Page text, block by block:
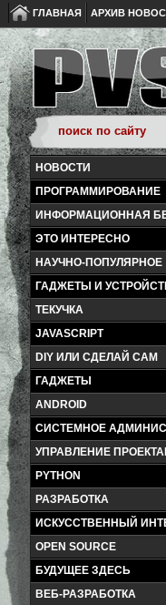
ГЛАВНАЯ АРХИВ
НОВОСТИ
ПРОГРАММИРОВАНИЕ
ИНФОРМАЦИОННАЯ
ЭТО ИНТЕРЕСНО
НАУЧНО-ПОПУЛЯРНОЕ
ГАДЖЕТЫ И
ТЕКУЧКА
JAVASCRIPT
DIY ИЛИ СДЕЛАЙ САМ
ГАДЖЕТЫ
ANDROID
СИСТЕМНОЕ
УПРАВЛЕНИЕ
PYTHON
РАЗРАБОТКА
ИСКУССТВЕННЫЙ
OPEN SOURCE
БУДУЩЕЕ ЗДЕСЬ
ВЕБ-РАЗРАБОТКА